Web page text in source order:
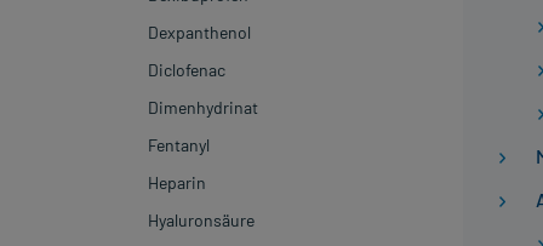
Dexpanthenol
Diclofenac
Dimenhydrinat
Fentanyl
Heparin
Hyaluronsäure